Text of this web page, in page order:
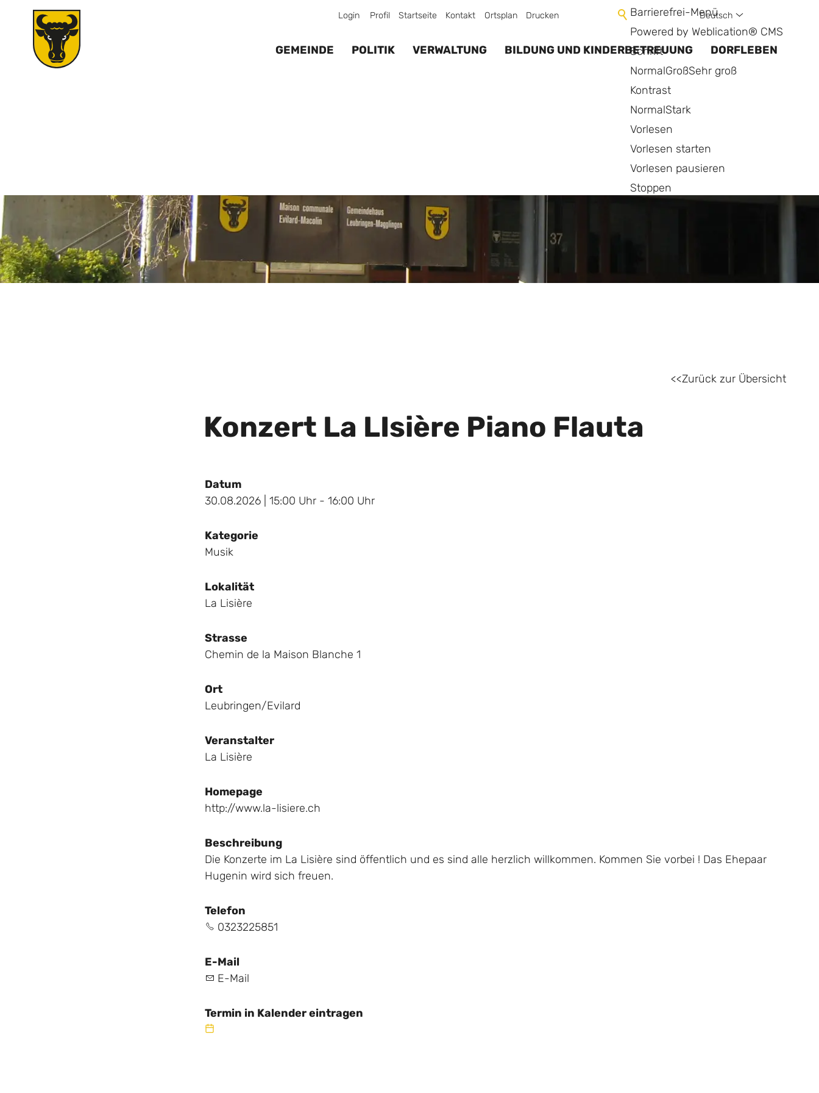
Barrierefrei-Menü
Powered by Weblication® CMS
Schrift
NormalGroßSehr groß
Kontrast
NormalStark
Vorlesen
Vorlesen starten
Vorlesen pausieren
Stoppen
Profil Startseite Kontakt Ortsplan Drucken
Login Deutsch
GEMEINDE POLITIK VERWALTUNG BILDUNG UND KINDERBETREUUNG DORFLEBEN
Zurück zur Übersicht
Konzert La LIsière Piano Flauta
Datum
30.08.2026 | 15:00 Uhr - 16:00 Uhr
Kategorie
Musik
Lokalität
La Lisière
Strasse
Chemin de la Maison Blanche 1
Ort
Leubringen/Evilard
Veranstalter
La Lisière
Homepage
http://www.la-lisiere.ch
Beschreibung
Die Konzerte im La Lisière sind öffentlich und es sind alle herzlich willkommen. Kommen Sie vorbei ! Das Ehepaar
Hugenin wird sich freuen.
Telefon
0323225851
E-Mail
E-Mail
Termin in Kalender eintragen